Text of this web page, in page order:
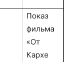
Показ
фильма
«От
Кархе